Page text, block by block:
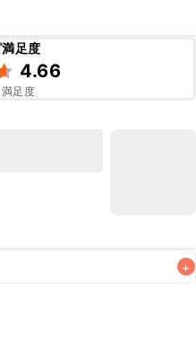
足度
4.66
足度
+
。なるべくお早めにお召